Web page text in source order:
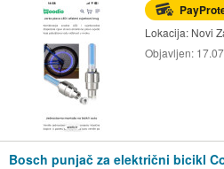
Lokacija: Novi
Objavljen:
Bosch punjač za električni bicikl